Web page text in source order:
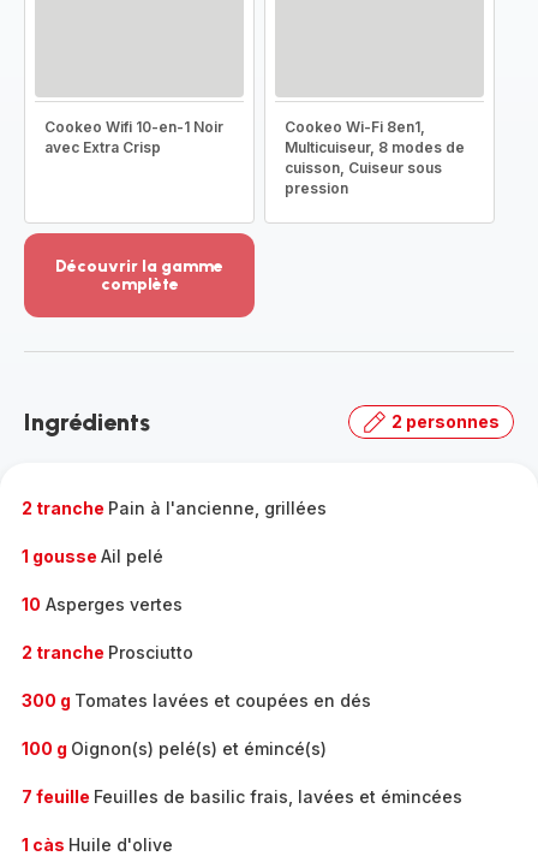
Cookeo Wifi 10-en-1 Noir
avec Extra Crisp
Cookeo Wi-Fi 8en1,
Multicuiseur, 8 modes de
cuisson, Cuiseur sous
pression
Découvrir la gamme
complète
-
gamme
Ingrédients 2 personnes
2 tranche Pain à l'ancienne, grillées
1 gousse Ail pelé
10 Asperges vertes
2 tranche Prosciutto
300 g Tomates lavées et coupées en dés
100 g Oignon(s) pelé(s) et émincé(s)
7 feuille Feuilles de basilic frais, lavées et émincées
1 càs Huile d'olive